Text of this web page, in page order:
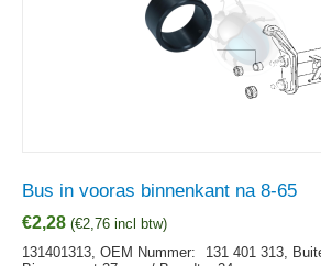
Bus in vooras binnenkant na 8-65
€2,28 (€2,76 incl btw)
131401313, OEM Nummer:
131 401 313,